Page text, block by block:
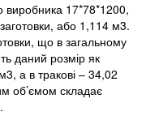
виробника 17*78*1200,
або 1,114 м3.
що в загальному
даний розмір як
а в тракові – 34,02
об’ємом складає